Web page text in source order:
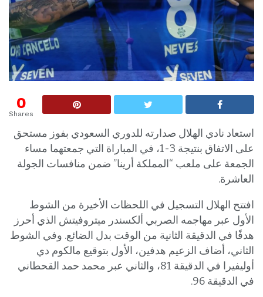
0
Shares
استعاد نادي الهلال صدارته للدوري السعودي بفوز مستحق
على الاتفاق بنتيجة 3-1، في المباراة التي جمعتهما مساء
الجمعة على ملعب “المملكة أرينا” ضمن منافسات الجولة
العاشرة.
افتتح الهلال التسجيل في اللحظات الأخيرة من الشوط
الأول عبر مهاجمه الصربي ألكسندر ميتروفيتش الذي أحرز
هدفًا في الدقيقة الثانية من الوقت بدل الضائع. وفي الشوط
الثاني، أضاف الزعيم هدفين، الأول بتوقيع مالكوم دي
أوليفيرا في الدقيقة 81، والثاني عبر محمد حمد القحطاني
في الدقيقة 96.